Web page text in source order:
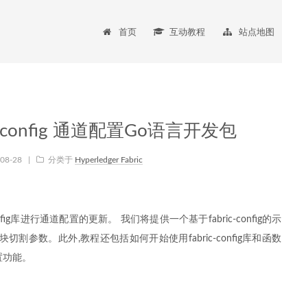
首页 互动教程 站点地图
通道配置Go语言开发包
28 分类于 Hyperledger Fabric
库进行通道配置的更新。 我们将提供一个基于fabric-config的示
切割参数。此外,教程还包括如何开始使用fabric-config库和函数
能。